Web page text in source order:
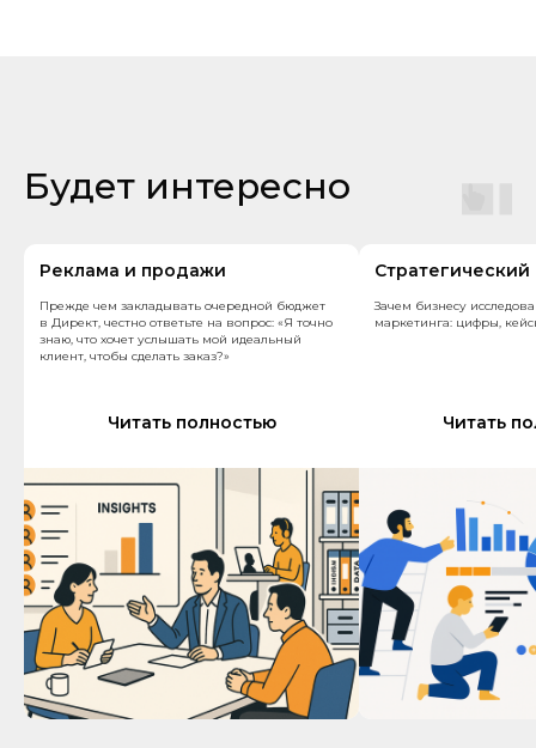
Будет интересно
Реклама и продажи
Прежде чем закладывать очередной бюджет
в Директ, честно ответьте на вопрос: «Я точно
знаю, что хочет услышать мой идеальный
клиент, чтобы сделать заказ?»
Читать полностью
Зачем бизнесу
маркетинга: цифры,
Читать